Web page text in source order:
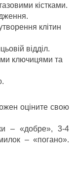
кістками.
клітин
відділ.
ключицями та
оціните свою
– «добре», 3-4
– «погано».